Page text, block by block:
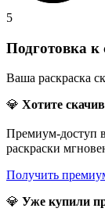
5
Подготовка
Ваша раскраска
💎 Хотите
Премиум-доступ
раскраски
Получить
💎 Уже купили